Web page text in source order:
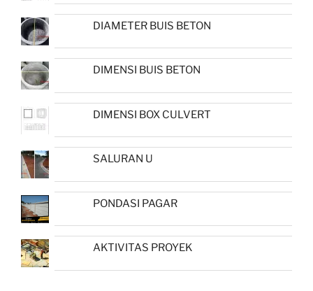
DIAMETER BUIS BETON
DIMENSI BUIS BETON
DIMENSI BOX CULVERT
SALURAN U
PONDASI PAGAR
AKTIVITAS PROYEK